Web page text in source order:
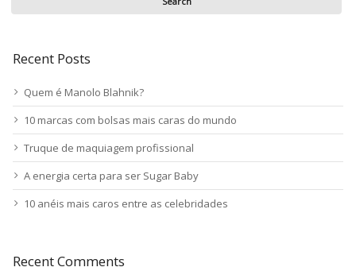
Recent Posts
Quem é Manolo Blahnik?
10 marcas com bolsas mais caras do mundo
Truque de maquiagem profissional
A energia certa para ser Sugar Baby
10 anéis mais caros entre as celebridades
Recent Comments